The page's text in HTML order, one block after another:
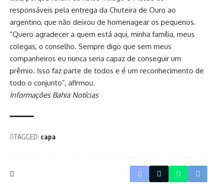
responsáveis pela entrega da Chuteira de Ouro ao
argentino, que não deixou de homenagear os pequenos.
“Quero agradecer a quem está aqui, minha família, meus
colegas, o conselho. Sempre digo que sem meus
companheiros eu nunca seria capaz de conseguir um
prêmio. Isso faz parte de todos e é um reconhecimento de
todo o conjunto”, afirmou.
Informações Bahia Notícias
TAGGED: capa